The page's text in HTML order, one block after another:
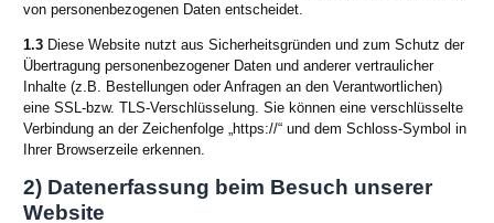
von personenbezogenen Daten entscheidet.
1.3 Diese Website nutzt aus Sicherheitsgründen und zum Schutz der
Übertragung personenbezogener Daten und anderer vertraulicher
Inhalte (z.B. Bestellungen oder Anfragen an den Verantwortlichen)
eine SSL-bzw. TLS-Verschlüsselung. Sie können eine verschlüsselte
Verbindung an der Zeichenfolge „https://“ und dem Schloss-Symbol in
Ihrer Browserzeile erkennen.
2) Datenerfassung beim Besuch unserer
Website